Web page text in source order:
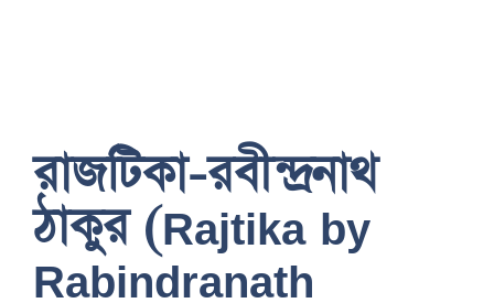
রাজটিকা-রবীন্দ্রনাথ
ঠাকুর (Rajtika by
Rabindranath